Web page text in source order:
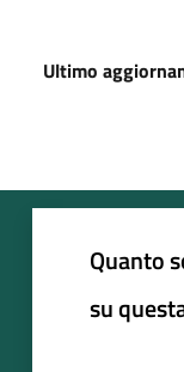
Ultimo
Quanto
su